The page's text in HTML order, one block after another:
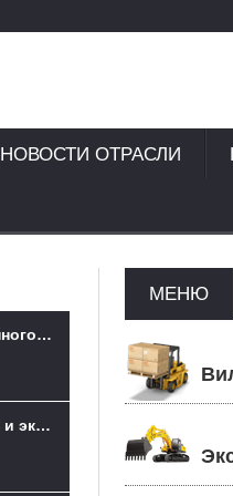
НОВОСТИ ОТРАСЛИ
Выбор японского 1,5-1,8-тонного вилочного погрузчика
Особенности обслуживания и эксплуатации техники Bobcat
МЕНЮ